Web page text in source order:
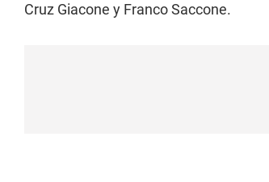
Cruz Giacone y Franco Saccone.